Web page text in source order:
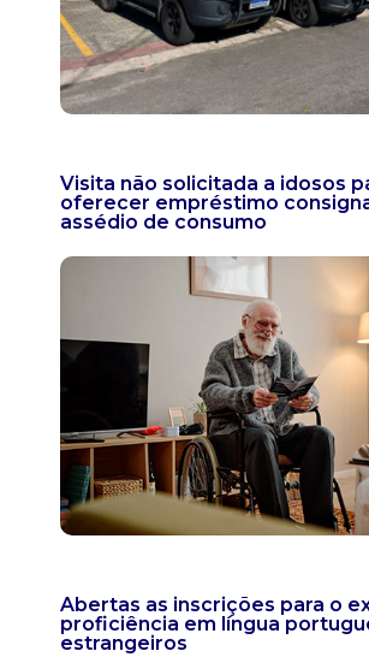
Visita não solicitada a idosos
oferecer empréstimo
assédio de consumo
Abertas as inscrições para o
proficiência em língua
estrangeiros